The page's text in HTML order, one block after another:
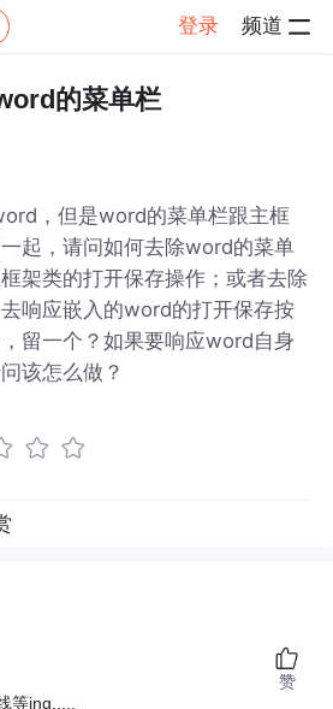
登录 频道
帖子详情
的菜单栏
，但是word的菜单栏跟主框
起，请问如何去除word的菜单
架类的打开保存操作；或者去除
响应嵌入的word的打开保存按
留一个？如果要响应word自身
该怎么做？
等ing.....
赞